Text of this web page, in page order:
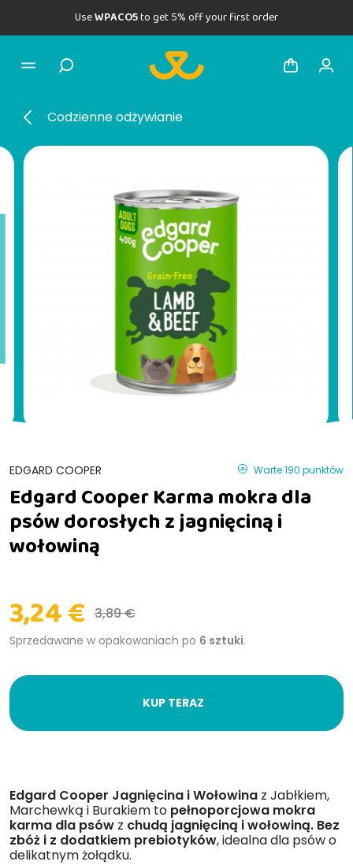
UseWPACO5to get 5% off your first order
Codzienne odżywianie
EDGARD COOPER Warte 190 punktów
Edgard Cooper Karma mokra dla
psów dorosłych z jagnięciną i
wołowiną
3,24 € 3,89 €
Sprzedawane w opakowaniach po 6 sztuki.
KUP TERAZ
Edgard Cooper Jagnięcina i Wołowina z Jabłkiem,
Marchewką i Burakiem to pełnoporcjowa mokra
karma dla psów z chudą jagnięciną i wołowiną. Bez
zbóż i z dodatkiem prebiotyków, idealna dla psów o
delikatnym żołądku.